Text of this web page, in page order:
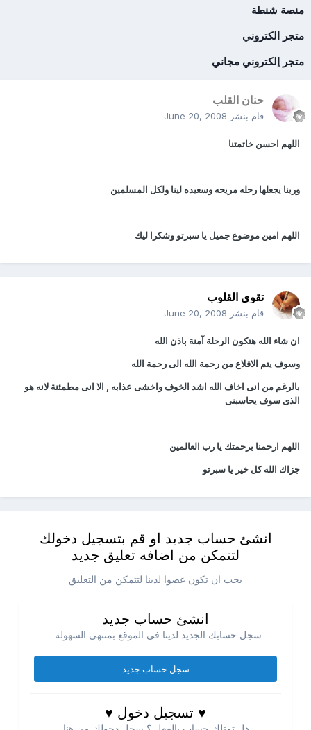
منصة شنطة
متجر الكتروني
متجر إلكتروني مجاني
حنان القلب
قام بنشر June 20, 2008
اللهم احسن خاتمتنا
وربنا يجعلها رحله مريحه وسعيده لينا ولكل المسلمين
اللهم امين موضوع جميل يا سبرتو وشكرا ليك
تقوى القلوب
قام بنشر June 20, 2008
ان شاء الله هتكون الرحلة آمنة باذن الله
وسوف يتم الاقلاع من رحمة الله الى رحمة الله
بالرغم من انى اخاف الله اشد الخوف واخشى عذابه , الا انى مطمئنة لانه هو
الذى سوف يحاسبنى
اللهم ارحمنا برحمتك يا رب العالمين
جزاك الله كل خير يا سبرتو
انشئ حساب جديد او قم بتسجيل دخولك
لتتمكن من اضافه تعليق جديد
يجب ان تكون عضوا لدينا لتتمكن من التعليق
انشئ حساب جديد
سجل حسابك الجديد لدينا في الموقع بمنتهي السهوله .
سجل حساب جديد
♥ تسجيل دخول ♥